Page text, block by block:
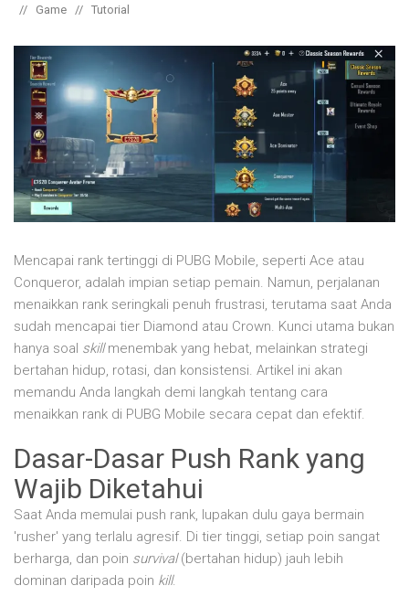
Game
Tutorial
Mencapai rank tertinggi di PUBG Mobile, seperti Ace atau
Conqueror, adalah impian setiap pemain. Namun, perjalanan
menaikkan rank seringkali penuh frustrasi, terutama saat Anda
sudah mencapai tier Diamond atau Crown. Kunci utama bukan
hanya soal skillmenembak yang hebat, melainkan strategi
bertahan hidup, rotasi, dan konsistensi. Artikel ini akan
memandu Anda langkah demi langkah tentang cara
menaikkan rank di PUBG Mobile secara cepat dan efektif.
Dasar-Dasar Push Rank yang
Wajib Diketahui
Saat Anda memulai push rank, lupakan dulu gaya bermain
'rusher' yang terlalu agresif. Di tier tinggi, setiap poin sangat
berharga, dan poin survival(bertahan hidup) jauh lebih
dominan daripada poin kill.